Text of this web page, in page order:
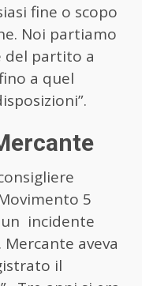
fine o scopo
Noi partiamo
del partito a
a quel
5
incidente
aveva
il